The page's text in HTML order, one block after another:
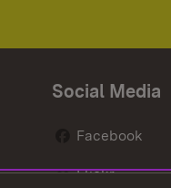
Social Media
Facebook
Flickr